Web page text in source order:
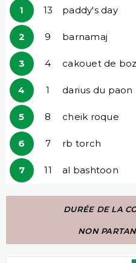
1 13 paddy's day
2 9 barnamaj
3 4 cakouet de
4 1 darius du paon
5 8 cheik roque
6 7 rb torch
7 11 al bashtoon
DURÉE DE LA
NON